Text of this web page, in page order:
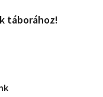
táborához!